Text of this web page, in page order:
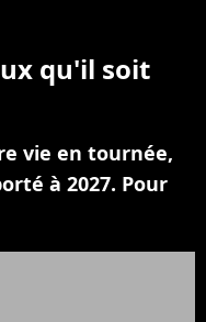
qu'il soit
vie en tournée,
à 2027. Pour